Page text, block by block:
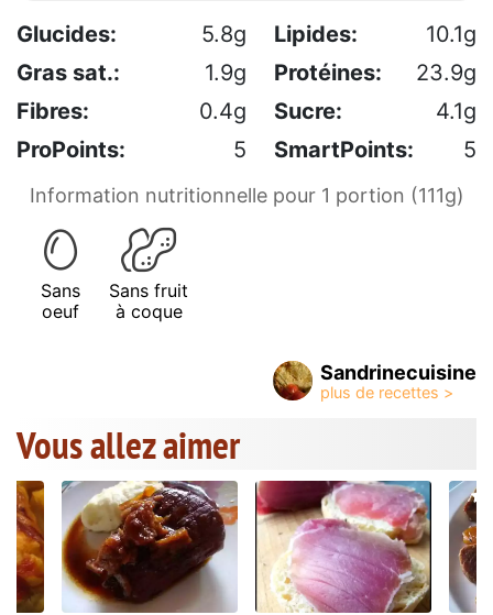
Glucides: 5.8g Lipides:
10.1g
Gras sat.:
1.9g Protéines:
23.9g
Fibres:
0.4g Sucre:
4.1g
ProPoints:
5 SmartPoints: 5
Information nutritionnelle pour 1 portion (111g)
Sans
oeuf
Sans fruit
à coque
Sandrinecuisine
Vous allez aimer